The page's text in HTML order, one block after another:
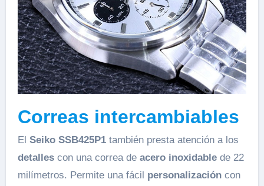
Correas intercambiables
El Seiko SSB425P1también presta atención a los
detallescon una correa de acero inoxidablede 22
milímetros. Permite una fácil personalizacióncon